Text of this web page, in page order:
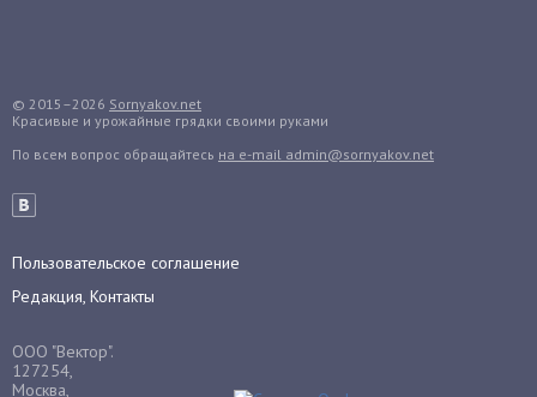
Грядки
Дельфиниум
Дендробиум
Денежное дерево
Диффенбахия
© 2015–2026 Sornyakov.net
Красивые и урожайные грядки своими руками
По всем вопрос обращайтесь на e-mail admin@sornyakov.net
Пользовательское соглашение
Редакция, Контакты
ООО "Вектор".
127254,
Москва,